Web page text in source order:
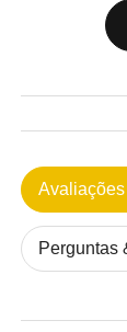
Avaliações
Perguntas